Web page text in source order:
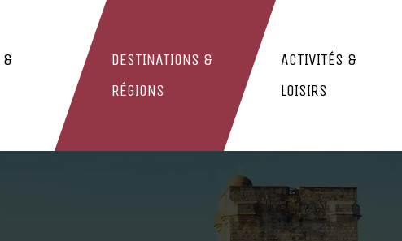
&
DESTINATIONS &
RÉGIONS
ACTIVITÉS &
LOISIRS